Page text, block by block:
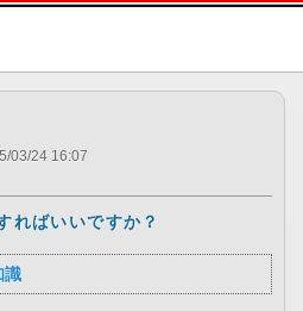
ページの本文へ
03/24 16:07
ればいいですか？
識